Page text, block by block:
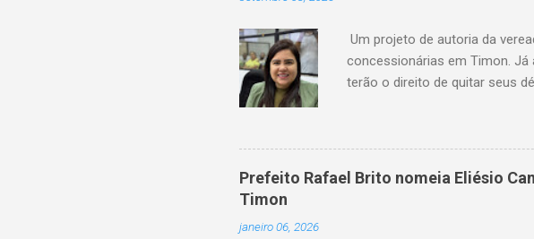
Um projeto de autoria da
concessionárias em Timon. Já
terão o direito de quitar seus
de atraso. A medida chega
financeiras e, muitas vezes,
agora aguardando a sanção
“Os usuários dos serviços de
Prefeito Rafael Brito nomeia Eliésio
Timon
janeiro 06, 2026